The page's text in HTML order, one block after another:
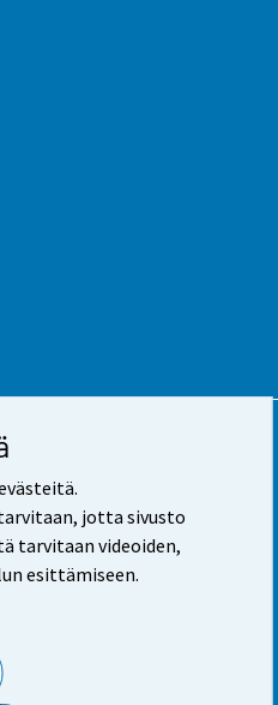
jotta sivusto
tarvitaan videoiden,
esittämiseen.